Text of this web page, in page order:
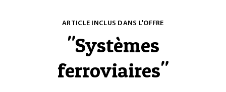
ARTICLE INCLUS DANS L'OFFRE
"Systèmes
ferroviaires"